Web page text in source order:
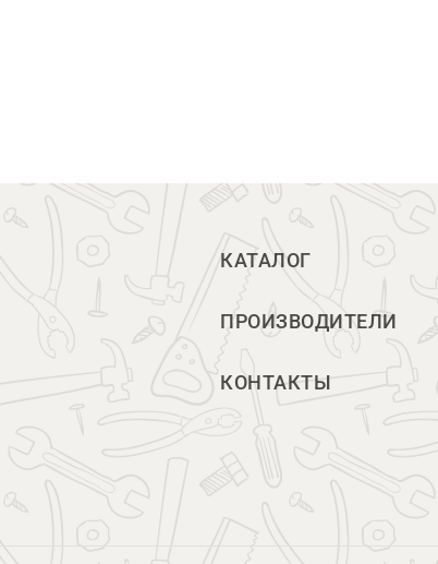
КАТАЛОГ
ПРОИЗВОДИТЕЛИ
КОНТАКТЫ